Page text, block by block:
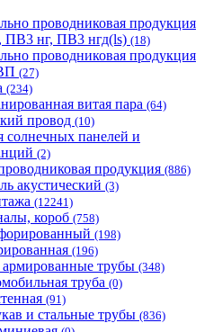
проводниковая продукция
нг, ПВ3 нгд(ls) (18)
проводниковая продукция
(27)
(234)
витая пара (64)
провод (10)
солнечных панелей и
(2)
продукция (886)
акустический (3)
(12241)
короб (758)
(198)
(196)
трубы (348)
труба (0)
(91)
и стальные трубы (836)